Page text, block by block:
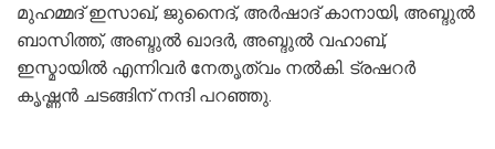
മുഹമ്മദ്‌ ഇസാഖ്, ജുനൈദ്, അർഷാദ് കാനായി, അബ്ദുൽ
ബാസിത്ത്, അബ്ദുൽ ഖാദർ, അബ്ദുൽ വഹാബ്,
ഇസ്മായിൽ എന്നിവർ നേതൃത്വം നൽകി. ട്രഷറർ
കൃഷ്ണൻ ചടങ്ങിന് നന്ദി പറഞ്ഞു.